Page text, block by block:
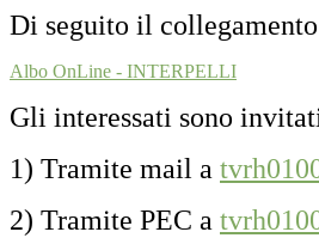
Di seguito il
Albo OnLine - INTERPELLI
Gli interessati sono
1) Tramite mail a
2) Tramite PEC a